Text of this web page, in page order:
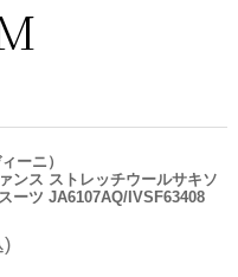
ーニ）
ンス ストレッチウールサキソ
ーツ JA6107AQ/IVSF63408
)